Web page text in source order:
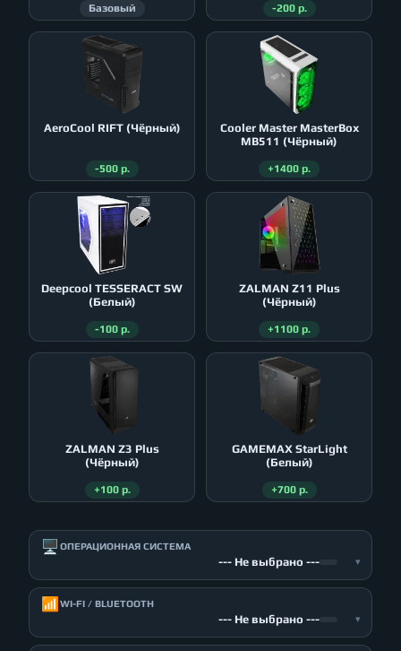
Базовый -200 р.
AeroСool RIFT (Чёрный)
-500 р.
Cooler Master MasterBox
MB511 (Чёрный)
+1400 р.
Deepcool TESSERACT SW
(Белый)
-100 р.
ZALMAN Z11 Plus
(Чёрный)
+1100 р.
ZALMAN Z3 Plus
(Чёрный)
+100 р.
GAMEMAX StarLight
(Белый)
+700 р.
🖥️ ОПЕРАЦИОННАЯ СИСТЕМА
--- Не выбрано --- ▾
📶 WI-FI / BLUETOOTH
--- Не выбрано --- ▾